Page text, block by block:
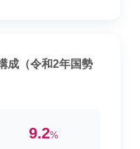
成（令和2年国勢
9.2%